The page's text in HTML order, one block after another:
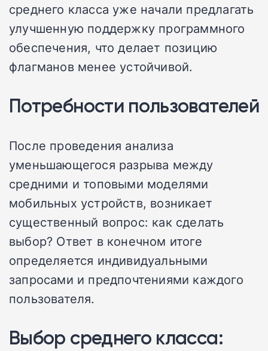
среднего класса уже начали предлагать
улучшенную поддержку программного
обеспечения, что делает позицию
флагманов менее устойчивой.
Потребности пользователей
После проведения анализа
уменьшающегося разрыва между
средними и топовыми моделями
мобильных устройств, возникает
существенный вопрос: как сделать
выбор? Ответ в конечном итоге
определяется индивидуальными
запросами и предпочтениями каждого
пользователя.
Выбор среднего класса: